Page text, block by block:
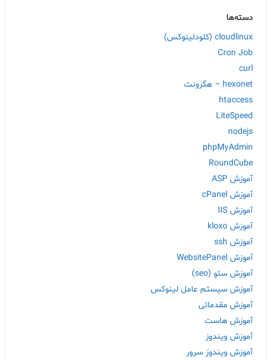
دسته‌ها
cloudlinux (کلودلینوکس)
Cron Job
curl
hexonet – هگزونت
htaccess
LiteSpeed
nodejs
phpMyAdmin
RoundCube
آموزش ASP
آموزش cPanel
آموزش IIS
آموزش kloxo
آموزش ssh
آموزش WebsitePanel
آموزش سئو (seo)
آموزش سیستم عامل لینوکس
آموزش مقدماتی
آموزش هاست
آموزش ویندوز
آموزش ویندوز سرور